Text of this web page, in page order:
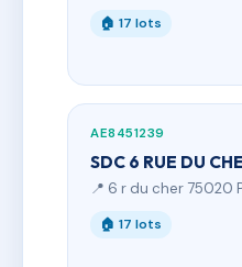
🏠 17 lots
AE8451239
SDC 6 RUE DU
📍 6 r du cher 75020
🏠 17 lots